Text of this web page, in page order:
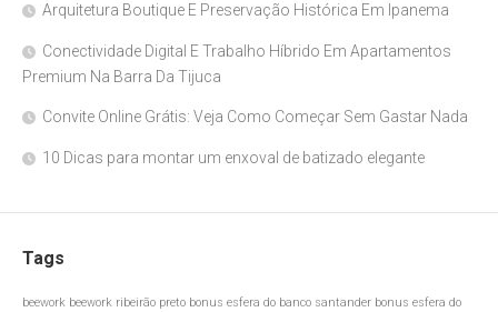
Arquitetura Boutique E Preservação Histórica Em Ipanema
Conectividade Digital E Trabalho Híbrido Em Apartamentos
Premium Na Barra Da Tijuca
Convite Online Grátis: Veja Como Começar Sem Gastar Nada
10 Dicas para montar um enxoval de batizado elegante
Tags
beework beework ribeirão preto bonus esfera do banco santander bonus esfera do